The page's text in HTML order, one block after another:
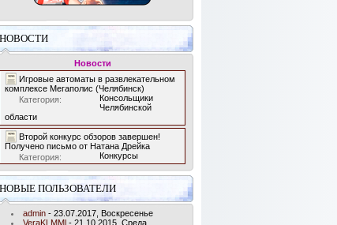
НОВОСТИ
Новости
Игровые автоматы в развлекательном
комплексе Мегаполис (Челябинск)
Категория:
Консольщики
Челябинской
области
Второй конкурс обзоров завершен!
Получено письмо от Натана Дрейка
Категория:
Конкурсы
НОВЫЕ ПОЛЬЗОВАТЕЛИ
admin - 23.07.2017, Воскресенье
VeraKLMMl - 21.10.2015, Среда